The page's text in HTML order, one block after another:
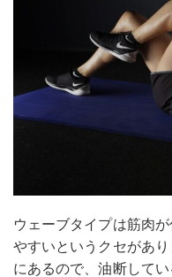
ウェーブタイプは筋肉
やすいというクセがあ
にあるので、油断して